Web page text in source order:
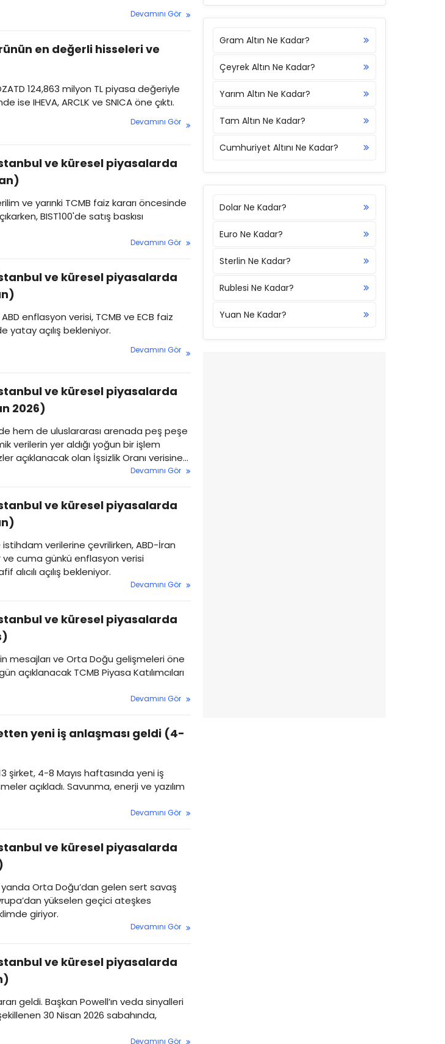
Devamını Gör
en değerli hisseleri ve
124,863 milyon TL piyasa değeriyle
ise IHEVA, ARCLK ve SNICA öne çıktı.
Devamını Gör
ve küresel piyasalarda
ve yarınki TCMB faiz kararı öncesinde
BIST100'de satış baskısı
Devamını Gör
ve küresel piyasalarda
enflasyon verisi, TCMB ve ECB faiz
yatay açılış bekleniyor.
Devamını Gör
ve küresel piyasalarda
2026)
hem de uluslararası arenada peş peşe
verilerin yer aldığı yoğun bir işlem
açıklanacak olan İşsizlik Oranı verisine
(Enflasyon) raporu öncesinde
hakim.
Devamını Gör
ve küresel piyasalarda
verilerine çevrilirken, ABD-İran
cuma günkü enflasyon verisi
açılış bekleniyor.
Devamını Gör
ve küresel piyasalarda
mesajları ve Orta Doğu gelişmeleri öne
açıklanacak TCMB Piyasa Katılımcıları
Devamını Gör
yeni iş anlaşması geldi (4-
şirket, 4-8 Mayıs haftasında yeni iş
açıkladı. Savunma, enerji ve yazılım
Devamını Gör
ve küresel piyasalarda
Orta Doğu’dan gelen sert savaş
yükselen geçici ateşkes
giriyor.
Devamını Gör
ve küresel piyasalarda
geldi. Başkan Powell’ın veda sinyalleri
30 Nisan 2026 sabahında,
Devamını Gör
Gram Altın Ne Kadar?
Çeyrek Altın Ne Kadar?
Yarım Altın Ne Kadar?
Tam Altın Ne Kadar?
Cumhuriyet Altını Ne Kadar?
Dolar Ne Kadar?
Euro Ne Kadar?
Sterlin Ne Kadar?
Rublesi Ne Kadar?
Yuan Ne Kadar?